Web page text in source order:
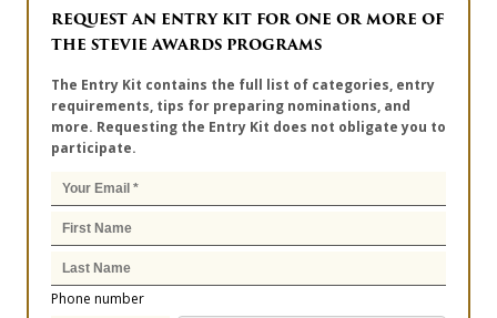
REQUEST AN ENTRY KIT FOR ONE OR MORE OF
THE STEVIE AWARDS PROGRAMS
The Entry Kit contains the full list of categories, entry
requirements, tips for preparing nominations, and
more. Requesting the Entry Kit does not obligate you to
participate.
Phone number